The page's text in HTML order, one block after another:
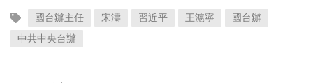
國台辦主任 宋濤 習近平 王滬寧
國台辦
中共中央台辦